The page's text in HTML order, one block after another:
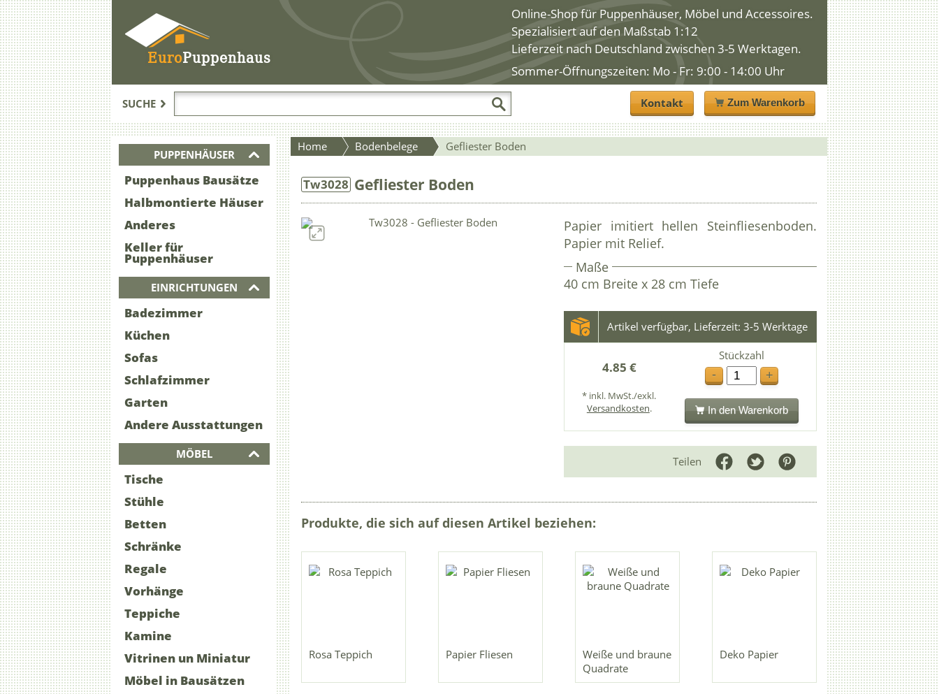
EuroPuppenhaus
Online-Shop für Puppenhäuser, Möbel und Accessoires.
Spezialisiert auf den Maßstab 1:12
Lieferzeit nach Deutschland zwischen 3-5 Werktagen.
Sommer-Öffnungszeiten: Mo - Fr: 9:00 - 14:00 Uhr
SUCHE Kontakt Zum Warenkorb
PUPPENHÄUSER
Puppenhaus Bausätze
Halbmontierte Häuser
Anderes
Keller für
Puppenhäuser
EINRICHTUNGEN
Badezimmer
Küchen
Sofas
Schlafzimmer
Garten
Andere Ausstattungen
MÖBEL
Tische
Stühle
Betten
Schränke
Regale
Vorhänge
Teppiche
Kamine
Vitrinen un Miniatur
Möbel in Bausätzen
Home Bodenbelege Gefliester Boden
Tw3028 Gefliester Boden
Papier imitiert hellen Steinfliesenboden.
Papier mit Relief.
Maße
40 cm Breite x 28 cm Tiefe
Artikel verfügbar, Lieferzeit: 3-5 Werktage
4.85 €
* inkl. MwSt./exkl.
Versandkosten.
Stückzahl
-
+
In den Warenkorb
Teilen
Produkte, die sich auf diesen Artikel beziehen:
Rosa Teppich Papier Fliesen
Weiße und braune
Quadrate
Deko Papier